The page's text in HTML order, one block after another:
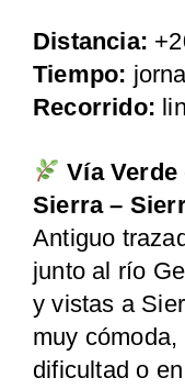
Distancia:
Tiempo:
Recorrido:
Vía
Sierra –
Antiguo
junto al río
y vistas a
muy
dificultad o